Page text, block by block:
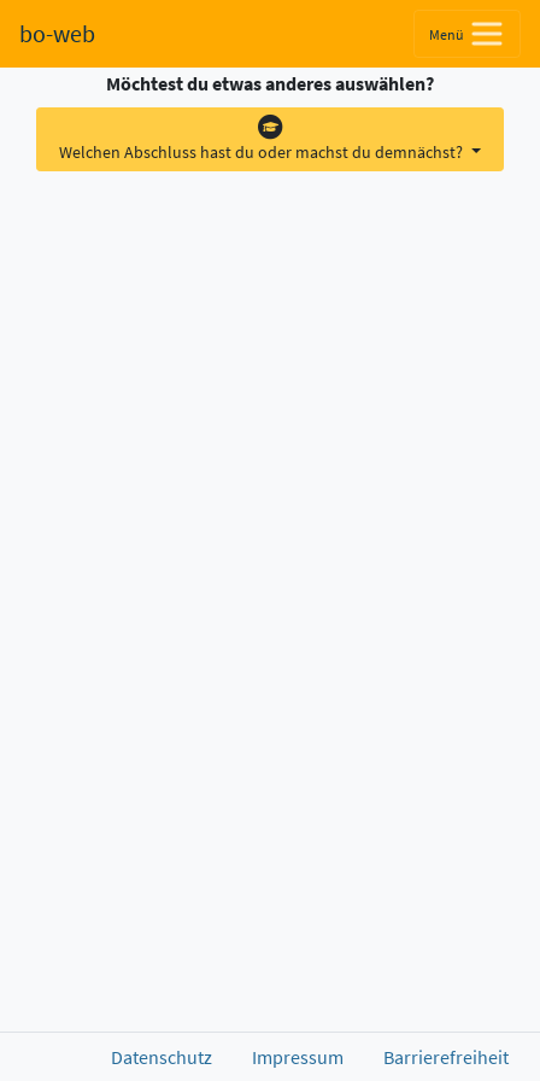
bo-web Menü
Möchtest du etwas anderes auswählen?
Welchen Abschluss hast du oder machst du demnächst?
Datenschutz Impressum Barrierefreiheit